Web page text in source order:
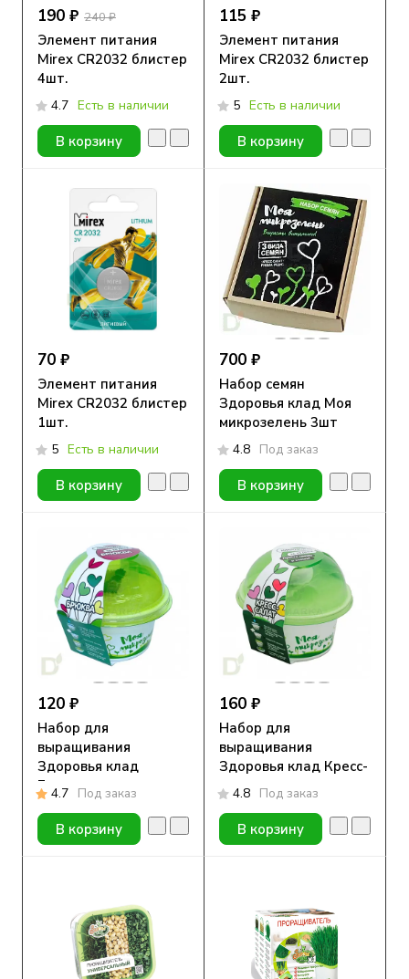
190 ₽ 240 ₽
Элемент питания
Mirex CR2032 блистер
4шт.
4.7 Есть в наличии
В корзину
115 ₽
Элемент питания
Mirex CR2032 блистер
2шт.
5 Есть в наличии
В корзину
70 ₽
Элемент питания
Mirex CR2032 блистер
1шт.
5 Есть в наличии
В корзину
700 ₽
Набор семян
Здоровья клад Моя
микрозелень 3шт
4.8 Под заказ
В корзину
120 ₽
Набор для
выращивания
Здоровья клад
Брюква
4.7 Под заказ
В корзину
160 ₽
Набор для
выращивания
Здоровья клад Кресс-
салат
4.8 Под заказ
В корзину